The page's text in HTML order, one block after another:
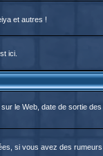
et autres !
ici.
le Web, date de sortie
si vous avez des